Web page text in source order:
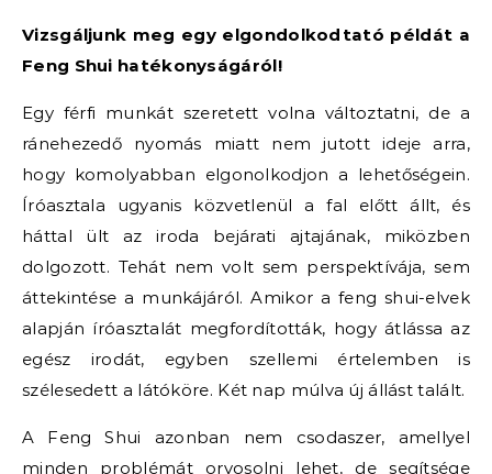
Vizsgáljunk meg egy elgondolkodtató példát a
Feng Shui hatékonyságáról!
Egy férfi munkát szeretett volna változtatni, de a
ránehezedő nyomás miatt nem jutott ideje arra,
hogy komolyabban elgonolkodjon a lehetőségein.
Íróasztala ugyanis közvetlenül a fal előtt állt, és
háttal ült az iroda bejárati ajtajának, miközben
dolgozott. Tehát nem volt sem perspektívája, sem
áttekintése a munkájáról. Amikor a feng shui-elvek
alapján íróasztalát megfordították, hogy átlássa az
egész irodát, egyben szellemi értelemben is
szélesedett a látóköre. Két nap múlva új állást talált.
A Feng Shui azonban nem csodaszer, amellyel
minden problémát orvosolni lehet, de segítsége